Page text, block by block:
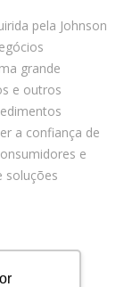
pela Johnson
grande
e outros
a confiança de
e
soluções